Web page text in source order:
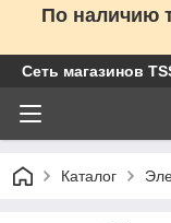
По наличию
Сеть магазинов
Каталог